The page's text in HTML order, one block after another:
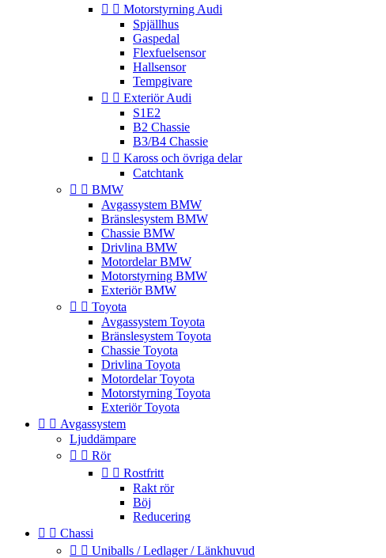
  Motorstyrning Audi
Spjällhus
Gaspedal
Flexfuelsensor
Hallsensor
Tempgivare
  Exteriör Audi
S1E2
B2 Chassie
B3/B4 Chassie
  Kaross och övriga delar
Catchtank
  BMW
Avgassystem BMW
Bränslesystem BMW
Chassie BMW
Drivlina BMW
Motordelar BMW
Motorstyrning BMW
Exteriör BMW
  Toyota
Avgassystem Toyota
Bränslesystem Toyota
Chassie Toyota
Drivlina Toyota
Motordelar Toyota
Motorstyrning Toyota
Exteriör Toyota
  Avgassystem
Ljuddämpare
  Rör
  Rostfritt
Rakt rör
Böj
Reducering
  Chassi
  Uniballs / Ledlager / Länkhuvud